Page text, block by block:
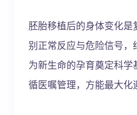
胚胎移植后的身体变化
别正常反应与危险信号
为新生命的孕育奠定科
循医嘱管理，方能最大化